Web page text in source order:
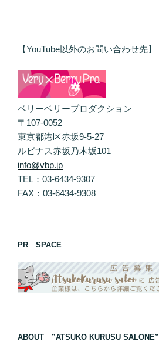
【YouTube以外のお問い合わせ先】
ベリーベリープロダクション
〒107-0052
東京都港区赤坂9-5-27
ルピナス赤坂乃木坂101
info@vbp.jp
TEL：03-6434-9307
FAX：03-6434-9308
PR SPACE
ABOUT ”ATSUKO KURUSU SALONE”